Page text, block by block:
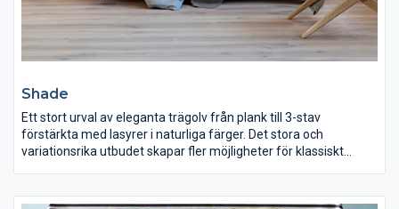
Shade
Ett stort urval av eleganta trägolv från plank till 3-stav
förstärkta med lasyrer i naturliga färger. Det stora och
variationsrika utbudet skapar fler möjligheter för klassiskt